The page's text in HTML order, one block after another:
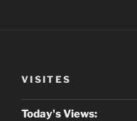
VISITES
Today's Views: